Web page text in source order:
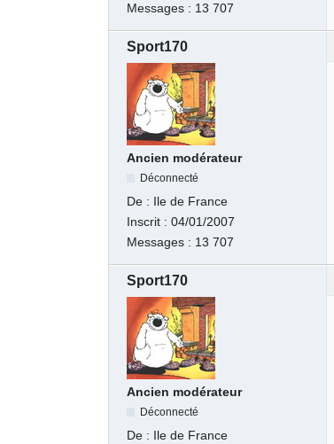
Messages : 13 707
Sport170
Ancien modérateur
Déconnecté
De :
Ile de France
Inscrit :04/01/2007
Messages : 13 707
Sport170
Ancien modérateur
Déconnecté
De :
Ile de France